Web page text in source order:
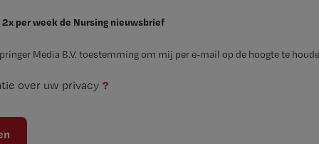
2x per week de Nursing nieuwsbrief
Media B.V. toestemming om mij per e-mail op de hoogte te
over uw privacy ?